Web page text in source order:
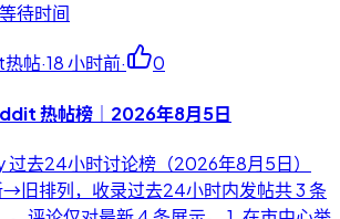
待时间
热帖·18 小时前· 0
热帖榜｜2026年8月5日
去24小时讨论榜（2026年8月5日）
旧排列，收录过去24小时内发帖共 3 条